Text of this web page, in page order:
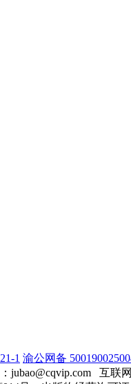
1 渝公网备
jubao@cqvip.com 互联